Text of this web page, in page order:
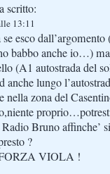
scritto:
13:11
esco
babbo anche io…)
(A1 autostrada del
anche lungo
nella zona del
Bruno affinche’
?
VIOLA !